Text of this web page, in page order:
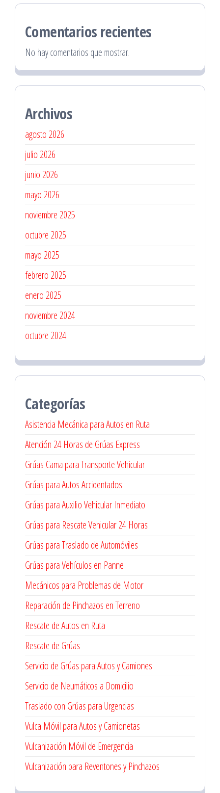
Comentarios recientes
No hay comentarios que mostrar.
Archivos
agosto 2026
julio 2026
junio 2026
mayo 2026
noviembre 2025
octubre 2025
mayo 2025
febrero 2025
enero 2025
noviembre 2024
octubre 2024
Categorías
Asistencia Mecánica para Autos en Ruta
Atención 24 Horas de Grúas Express
Grúas Cama para Transporte Vehicular
Grúas para Autos Accidentados
Grúas para Auxilio Vehicular Inmediato
Grúas para Rescate Vehicular 24 Horas
Grúas para Traslado de Automóviles
Grúas para Vehículos en Panne
Mecánicos para Problemas de Motor
Reparación de Pinchazos en Terreno
Rescate de Autos en Ruta
Rescate de Grúas
Servicio de Grúas para Autos y Camiones
Servicio de Neumáticos a Domicilio
Traslado con Grúas para Urgencias
Vulca Móvil para Autos y Camionetas
Vulcanización Móvil de Emergencia
Vulcanización para Reventones y Pinchazos